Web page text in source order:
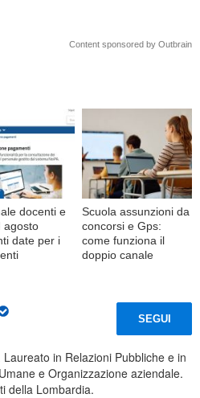
Content sponsored by Outbrain
docenti e
agosto
date per i
Scuola assunzioni da
concorsi e Gps:
come funziona il
doppio canale
SEGUI
in Relazioni Pubbliche e in
e Organizzazione aziendale.
della Lombardia.